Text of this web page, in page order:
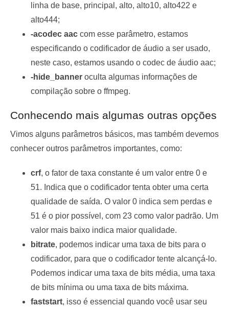
linha de base, principal, alto, alto10, alto422 e
alto444;
-acodec aac com esse parâmetro, estamos
especificando o codificador de áudio a ser usado,
neste caso, estamos usando o codec de áudio aac;
-hide_banner oculta algumas informações de
compilação sobre o ffmpeg.
Conhecendo mais algumas outras opções
Vimos alguns parâmetros básicos, mas também devemos
conhecer outros parâmetros importantes, como:
crf, o fator de taxa constante é um valor entre 0 e
51. Indica que o codificador tenta obter uma certa
qualidade de saída. O valor 0 indica sem perdas e
51 é o pior possível, com 23 como valor padrão. Um
valor mais baixo indica maior qualidade.
bitrate, podemos indicar uma taxa de bits para o
codificador, para que o codificador tente alcançá-lo.
Podemos indicar uma taxa de bits média, uma taxa
de bits mínima ou uma taxa de bits máxima.
faststart, isso é essencial quando você usar seu